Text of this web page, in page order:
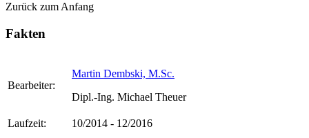
Zurück zum Anfang
Fakten
Bearbeiter:
Martin Dembski, M.Sc.
Dipl.-Ing. Michael Theuer
Laufzeit: 10/2014 - 12/2016